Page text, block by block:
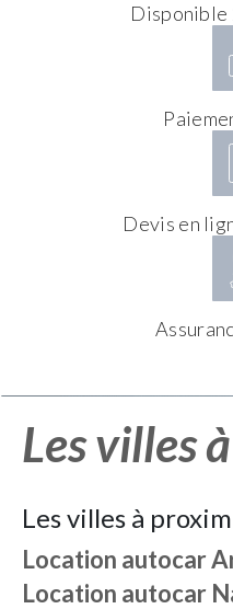
Disponible
Devis en
Les villes
Les villes à
Location autocar
Location autocar